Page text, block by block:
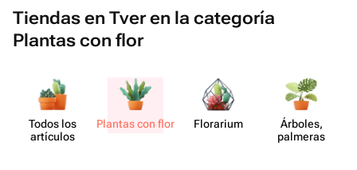
Tiendas en Tver en la categoría
Plantas con flor
Todos los
artículos
Plantas con flor Florarium
Árboles,
palmeras